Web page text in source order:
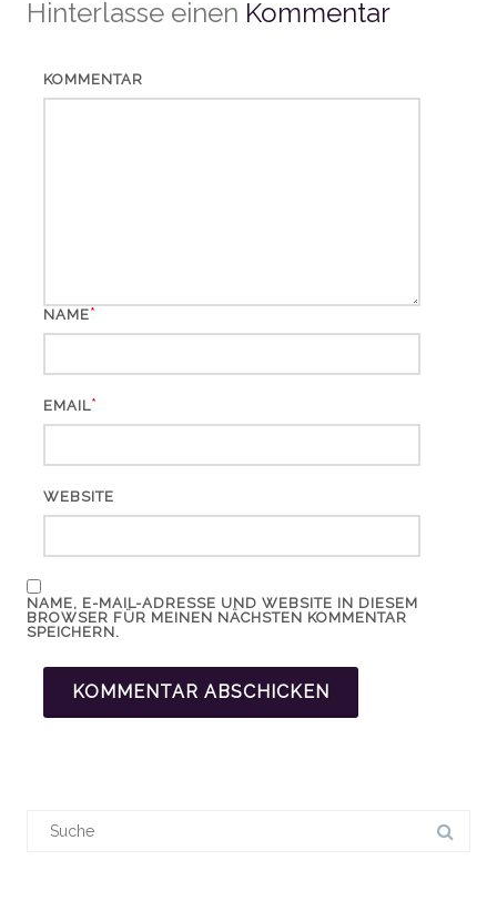
Hinterlasse einen Kommentar
KOMMENTAR
NAME*
EMAIL*
WEBSITE
NAME, E-MAIL-ADRESSE UND WEBSITE IN DIESEM
BROWSER FÜR MEINEN NÄCHSTEN KOMMENTAR
SPEICHERN.